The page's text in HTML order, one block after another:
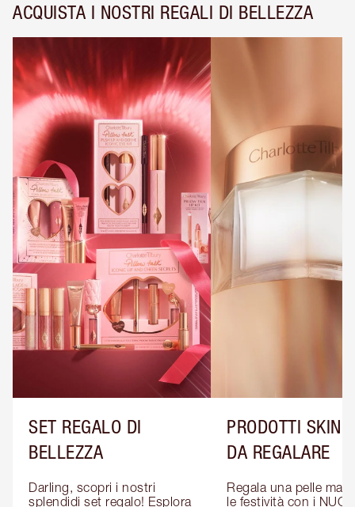
ACQUISTA I NOSTRI REGALI DI BELLEZZA
SET REGALO DI
BELLEZZA
Darling, scopri i nostri
splendidi set regalo! Esplora
PRODOTTI
DA REGALARE
Regala una pelle
le festività con i